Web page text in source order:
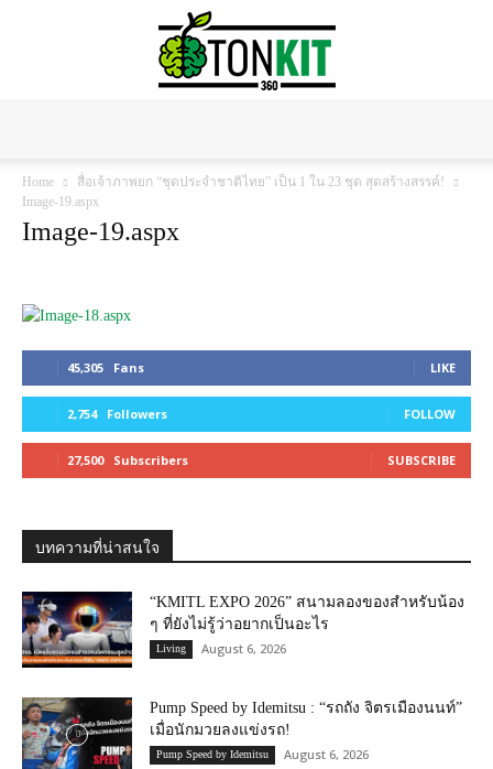
Home
สื่อเจ้าภาพยก “ชุดประจำชาติไทย” เป็น 1 ใน 23 ชุด สุดสร้างสรรค์!
Image-19.aspx
Image-19.aspx
45,305 Fans LIKE
2,754 Followers FOLLOW
27,500 Subscribers SUBSCRIBE
บทความที่น่าสนใจ
“KMITL EXPO 2026” สนามลองของสำหรับน้อง
ๆ ที่ยังไม่รู้ว่าอยากเป็นอะไร
Living August 6, 2026
Pump Speed by Idemitsu : “รถถัง จิตรเมืองนนท์”
เมื่อนักมวยลงแข่งรถ!
Pump Speed by Idemitsu August 6, 2026